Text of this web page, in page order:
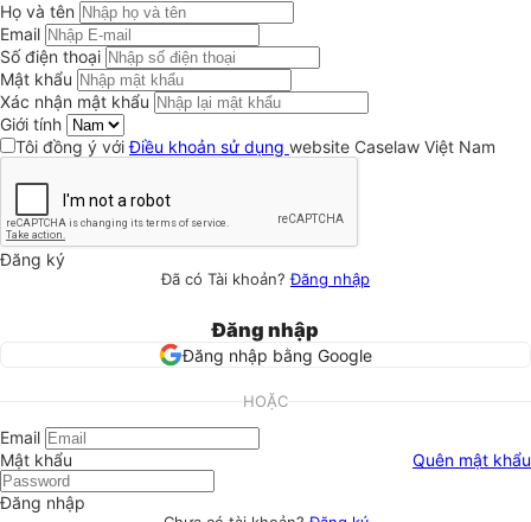
Họ và tên
Email
Số điện thoại
Mật khẩu
Xác nhận mật khẩu
Giới tính
Tôi đồng ý vớiĐiều khoản sử dụng website Caselaw Việt Nam
Đăng ký
Đã có Tài khoản?Đăng nhập
Đăng nhập
Đăng nhập bằng Google
HOẶC
Email
Mật khẩu
Quên mật khẩu
Đăng nhập